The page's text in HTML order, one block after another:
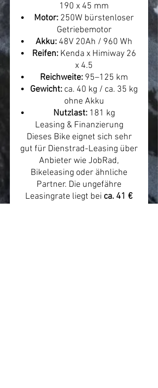
190 x 45 mm
Motor: 250W bürstenloser
Getriebemotor
Akku: 48V 20Ah / 960 Wh
Reifen:Kenda x Himiway 26
x 4.5
Reichweite: 95–125 km
Gewicht: ca. 40 kg / ca. 35 kg
ohne Akku
Nutzlast:181 kg
Leasing & Finanzierung
Dieses Bike eignet sich sehr
gut für Dienstrad-Leasing über
Anbieter wie JobRad,
Bikeleasing oder ähnliche
Partner. Die ungefähre
Leasingrate liegt bei ca. 41 €